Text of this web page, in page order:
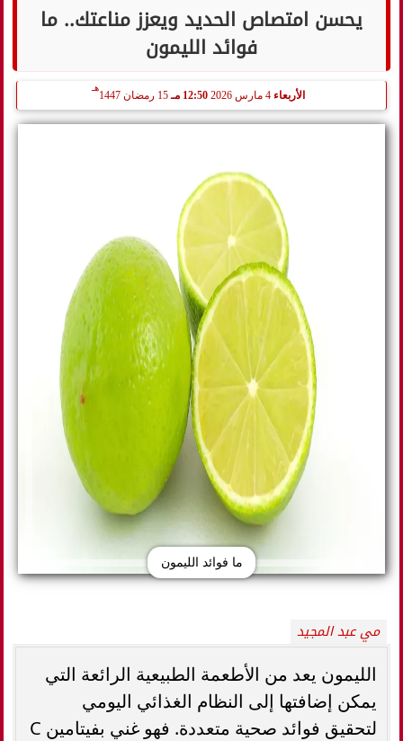
يحسن امتصاص الحديد ويعزز مناعتك.. ما
فوائد الليمون
الأربعاء 4 مارس 2026 12:50 مـ 15 رمضان 1447
هـ
ما فوائد الليمون
مي عبد المجيد
الليمون يعد من الأطعمة الطبيعية الرائعة التي
يمكن إضافتها إلى النظام الغذائي اليومي
لتحقيق فوائد صحية متعددة. فهو غني بفيتامين C